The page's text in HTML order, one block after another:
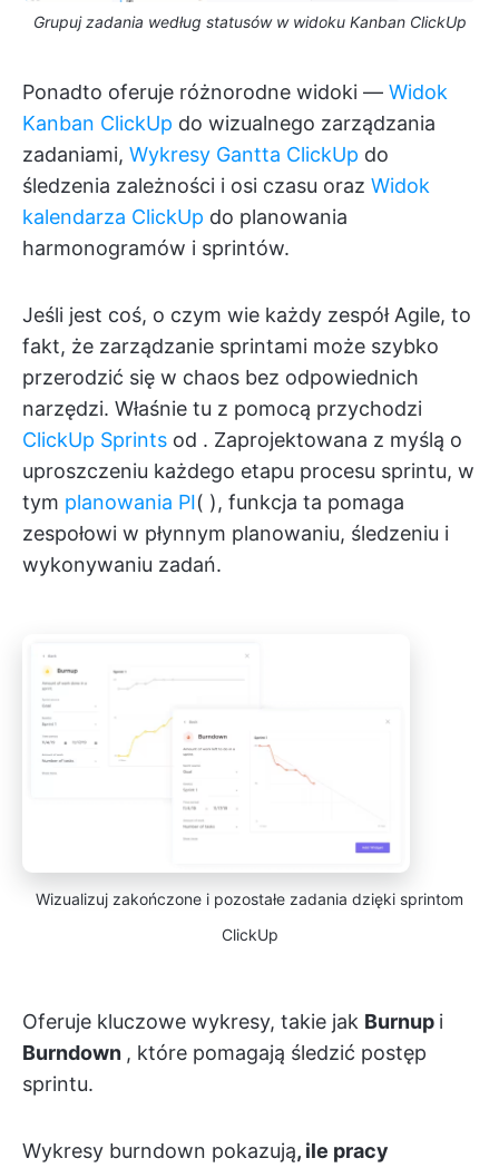
Grupuj zadania według statusów w widoku Kanban ClickUp
Ponadto oferuje różnorodne widoki — Widok
Kanban ClickUp do wizualnego zarządzania
zadaniami, Wykresy Gantta ClickUp do
śledzenia zależności i osi czasu oraz Widok
kalendarza ClickUp do planowania
harmonogramów i sprintów.
Jeśli jest coś, o czym wie każdy zespół Agile, to
fakt, że zarządzanie sprintami może szybko
przerodzić się w chaos bez odpowiednich
narzędzi. Właśnie tu z pomocą przychodzi
ClickUp Sprints od . Zaprojektowana z myślą o
uproszczeniu każdego etapu procesu sprintu, w
tym planowania PI( ), funkcja ta pomaga
zespołowi w płynnym planowaniu, śledzeniu i
wykonywaniu zadań.
Wizualizuj zakończone i pozostałe zadania dzięki sprintom
ClickUp
Oferuje kluczowe wykresy, takie jak Burnup i
Burndown , które pomagają śledzić postęp
sprintu.
Wykresy burndown pokazują, ile pracy